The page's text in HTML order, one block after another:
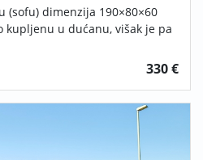
(sofu) dimenzija 190×80×60
kupljenu u dućanu, višak je pa
330 €